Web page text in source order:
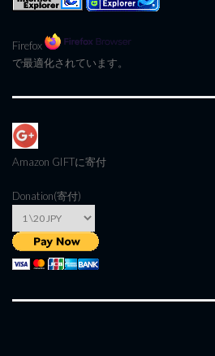
Firefox
で最適化されています。
Amazon GIFTに寄付
Donation(寄付)